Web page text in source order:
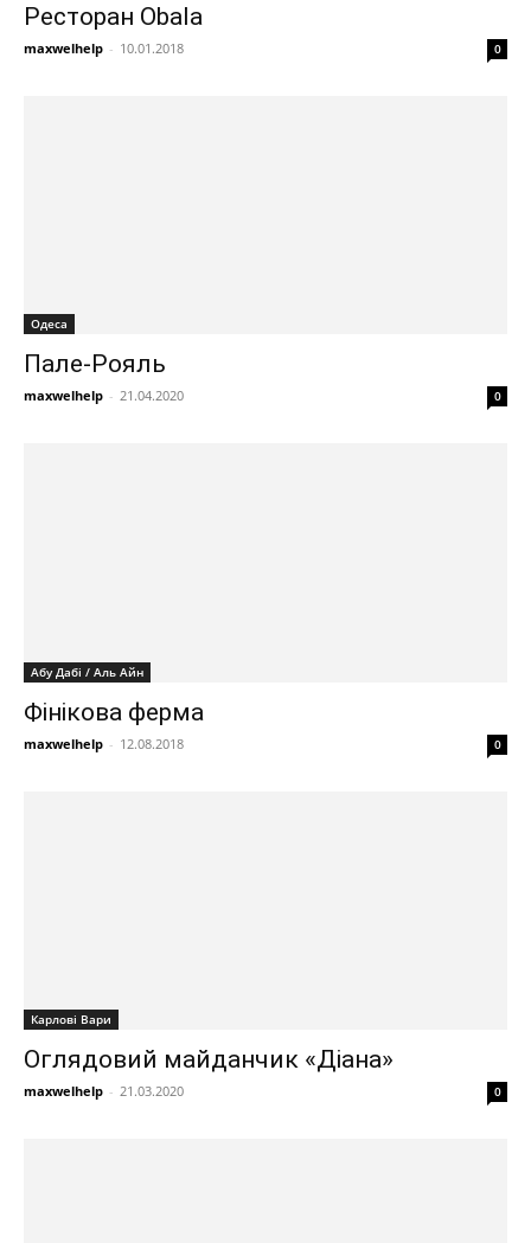
Ресторан Obala
maxwelhelp - 10.01.2018 0
Одеса
Пале-Рояль
maxwelhelp - 21.04.2020 0
Абу Дабі / Аль Айн
Фінікова ферма
maxwelhelp - 12.08.2018 0
Карлові Вари
Оглядовий майданчик «Діана»
maxwelhelp - 21.03.2020 0